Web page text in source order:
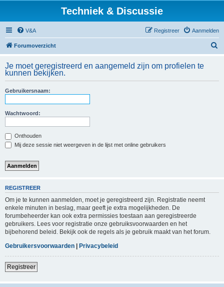
Techniek & Discussie
V&A Aanmelden
Registreer
Forumoverzicht
k
Je moet geregistreerd en aangemeld zijn om profielen te
kunnen bekijken.
Gebruikersnaam:
Wachtwoord:
Onthouden
Mij deze sessie niet weergeven in de lijst met online gebruikers
REGISTREER
Om je te kunnen aanmelden, moet je geregistreerd zijn. Registratie neemt
enkele minuten in beslag, maar geeft je extra mogelijkheden. De
forumbeheerder kan ook extra permissies toestaan aan geregistreerde
gebruikers. Lees voor registratie onze gebruiksvoorwaarden en het
bijbehorend beleid. Bekijk ook de regels als je gebruik maakt van het forum.
Gebruikersvoorwaarden | Privacybeleid
Registreer